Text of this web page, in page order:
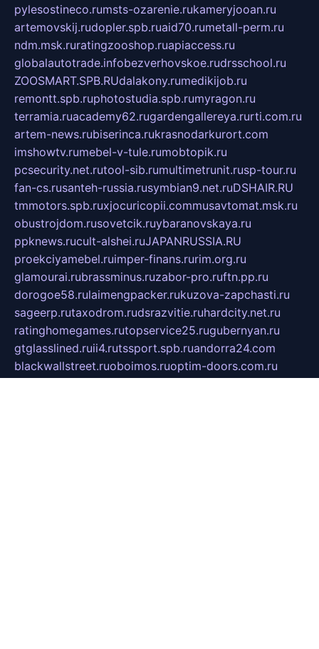
pylesostineco.rumsts-ozarenie.rukameryjooan.ru
artemovskij.rudopler.spb.ruaid70.rumetall-perm.ru
ndm.msk.ruratingzooshop.ruapiaccess.ru
globalautotrade.infobezverhovskoe.rudrsschool.ru
ZOOSMART.SPB.RUdalakony.rumedikijob.ru
remontt.spb.ruphotostudia.spb.rumyragon.ru
terramia.ruacademy62.rugardengallereya.rurti.com.ru
artem-news.rubiserinca.rukrasnodarkurort.com
imshowtv.rumebel-v-tule.rumobtopik.ru
pcsecurity.net.rutool-sib.rumultimetrunit.rusp-tour.ru
fan-cs.rusanteh-russia.rusymbian9.net.ruDSHAIR.RU
tmmotors.spb.ruxjocuricopii.commusavtomat.msk.ru
obustrojdom.rusovetcik.ruybaranovskaya.ru
ppknews.rucult-alshei.ruJAPANRUSSIA.RU
proekciyamebel.ruimper-finans.rurim.org.ru
glamourai.rubrassminus.ruzabor-pro.ruftn.pp.ru
dorogoe58.rulaimengpacker.rukuzova-zapchasti.ru
sageerp.rutaxodrom.rudsrazvitie.ruhardcity.net.ru
ratinghomegames.rutopservice25.rugubernyan.ru
gtglasslined.ruii4.rutssport.spb.ruandorra24.com
blackwallstreet.ruoboimos.ruoptim-doors.com.ru